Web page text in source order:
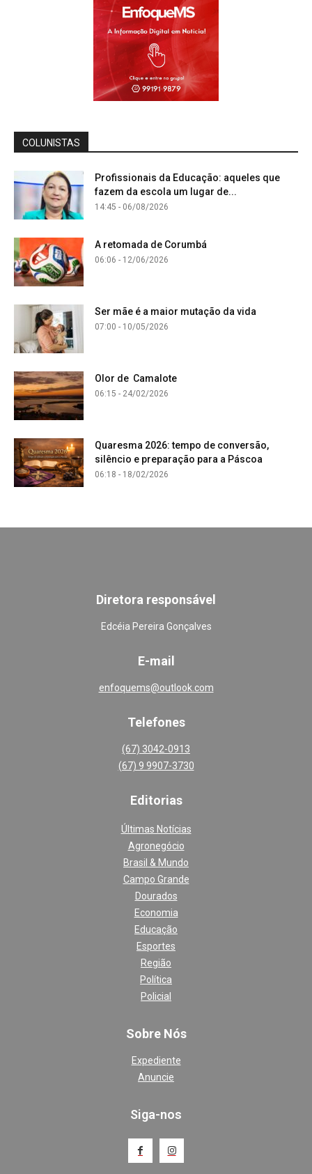
COLUNISTAS
Profissionais da Educação: aqueles que
fazem da escola um lugar de...
14:45 - 06/08/2026
A retomada de Corumbá
06:06 - 12/06/2026
Ser mãe é a maior mutação da vida
07:00 - 10/05/2026
Olor de Camalote
06:15 - 24/02/2026
Quaresma 2026: tempo de conversão,
silêncio e preparação para a Páscoa
06:18 - 18/02/2026
Diretora responsável
Edcéia Pereira Gonçalves
E-mail
enfoquems@outlook.com
Telefones
(67) 3042-0913
(67) 9 9907-3730
Editorias
Últimas Notícias
Agronegócio
Brasil & Mundo
Campo Grande
Dourados
Economia
Educação
Esportes
Região
Política
Policial
Sobre Nós
Expediente
Anuncie
Siga-nos